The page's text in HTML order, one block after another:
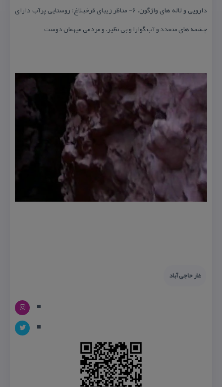
دارویی و لاله های واژگون. ۶- مناظر زیبای قرخبلاغ: روستایی پرآب دارای
چشمه های متعدد و آب گوارا و بی نظیر. و مردمی میهمان دوست
غار حاجی آباد